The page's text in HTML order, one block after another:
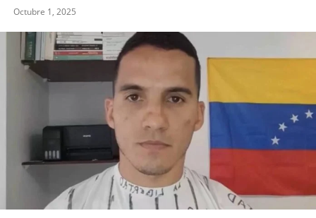
Octubre 1, 2025